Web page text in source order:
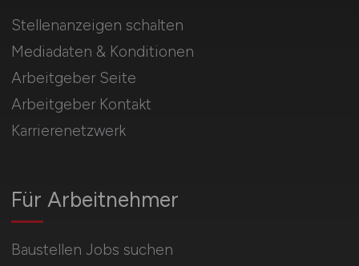
Für Arbeitnehmer
Baustellen Jobs suchen
Stellenanzeigen schalten
Mediadaten & Konditionen
Arbeitgeber Seite
Arbeitgeber Kontakt
Karrierenetzwerk